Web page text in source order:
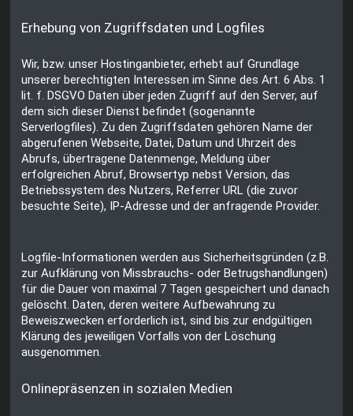
Erhebung von Zugriffsdaten und Logfiles
Wir, bzw. unser Hostinganbieter, erhebt auf Grundlage
unserer berechtigten Interessen im Sinne des Art. 6 Abs. 1
lit. f. DSGVO Daten über jeden Zugriff auf den Server, auf
dem sich dieser Dienst befindet (sogenannte
Serverlogfiles). Zu den Zugriffsdaten gehören Name der
abgerufenen Webseite, Datei, Datum und Uhrzeit des
Abrufs, übertragene Datenmenge, Meldung über
erfolgreichen Abruf, Browsertyp nebst Version, das
Betriebssystem des Nutzers, Referrer URL (die zuvor
besuchte Seite), IP-Adresse und der anfragende Provider.
Logfile-Informationen werden aus Sicherheitsgründen (z.B.
zur Aufklärung von Missbrauchs- oder Betrugshandlungen)
für die Dauer von maximal 7 Tagen gespeichert und danach
gelöscht. Daten, deren weitere Aufbewahrung zu
Beweiszwecken erforderlich ist, sind bis zur endgültigen
Klärung des jeweiligen Vorfalls von der Löschung
ausgenommen.
Onlinepräsenzen in sozialen Medien